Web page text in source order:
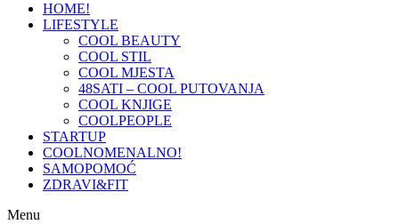
HOME!
LIFESTYLE
COOL BEAUTY
COOL STIL
COOL MJESTA
48SATI – COOL PUTOVANJA
COOL KNJIGE
COOLPEOPLE
STARTUP
COOLNOMENALNO!
SAMOPOMOĆ
ZDRAVI&FIT
Menu